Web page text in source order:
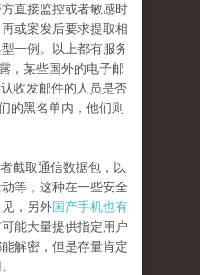
直接监控或者敏感时
或案发后要求提取相
一例。以上都有服务
，某些国外的电子邮
收发邮件的人员是否
的黑名单内，他们则
截取通信数据包，以
等，这种在一些安全
，另外国产手机也有
能大量提供指定用户
解密，但是存量肯定